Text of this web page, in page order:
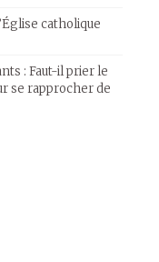
catholique
: Faut-il prier le
se rapprocher de